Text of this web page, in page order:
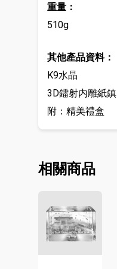
重量：
510g
其他產品資料：
K9水晶
3D鐳射内雕紙鎮
附：精美禮盒
相關商品